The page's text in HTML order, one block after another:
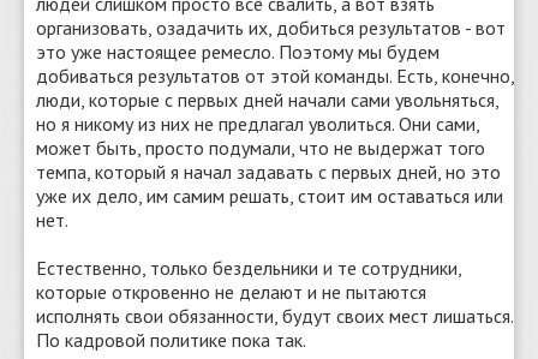
организовать, озадачить их, добиться результатов - вот
это уже настоящее ремесло. Поэтому мы будем
добиваться результатов от этой команды. Есть, конечно,
люди, которые с первых дней начали сами увольняться,
но я никому из них не предлагал уволиться. Они сами,
может быть, просто подумали, что не выдержат того
темпа, который я начал задавать с первых дней, но это
уже их дело, им самим решать, стоит им оставаться или
нет.
Естественно, только бездельники и те сотрудники,
которые откровенно не делают и не пытаются
исполнять свои обязанности, будут своих мест лишаться.
По кадровой политике пока так.